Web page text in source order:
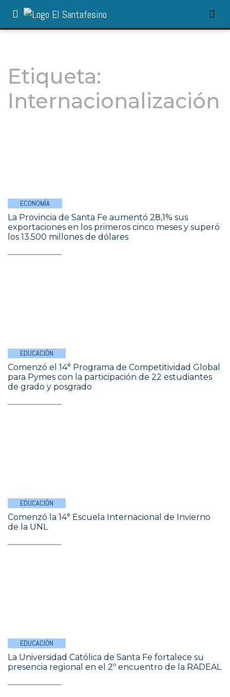
Etiqueta:
Internacionalización
ECONOMÍA
La Provincia de Santa Fe aumentó 28,1% sus
exportaciones en los primeros cinco meses y superó
los 13.500 millones de dólares
EDUCACIÓN
Comenzó el 14° Programa de Competitividad Global
para Pymes con la participación de 22 estudiantes
de grado y posgrado
EDUCACIÓN
Comenzó la 14° Escuela Internacional de Invierno
de la UNL
EDUCACIÓN
La Universidad Católica de Santa Fe fortalece su
presencia regional en el 2º encuentro de la RADEAL